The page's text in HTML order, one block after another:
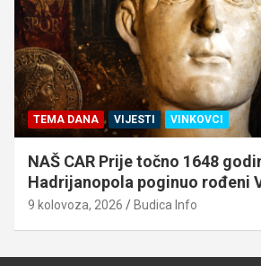
TEMA DANA VIJESTI VINKOVCI
NAŠ CAR Prije točno 1648
Hadrijanopola poginuo rođeni
9 kolovoza, 2026 Budica Info